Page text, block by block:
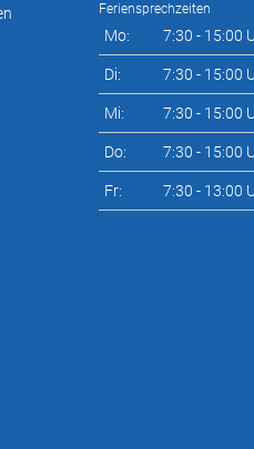
Feriensprechzeiten
Mo: 7:30 - 15:00
Di: 7:30 - 15:00
Mi: 7:30 - 15:00
Do: 7:30 - 15:00
Fr: 7:30 - 13:00